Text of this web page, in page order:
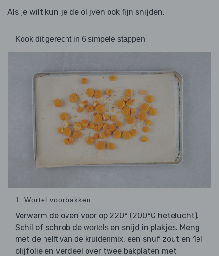
Als je wilt kun je de olijven ook fijn snijden.
Kook dit gerecht in 6 simpele stappen
1. Wortel voorbakken
Verwarm de oven voor op 220° (200°C hetelucht).
Schil of schrob de wortels en snijd in plakjes. Meng
met de helft van de kruidenmix, een snuf zout en 1el
olijfolie en verdeel over twee bakplaten met